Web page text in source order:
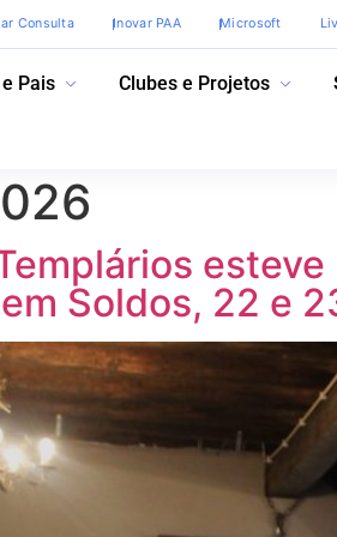
Consulta Inovar PAA Microsoft
Pais Clubes e Projetos
Soldos, 22 e